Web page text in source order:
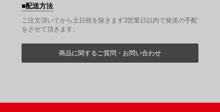
配送方法
ご注文頂いてから土日祝を除きます3営業日以内で発送の手配
をさせて頂きます。
商品に関するご質問・お問い合わせ